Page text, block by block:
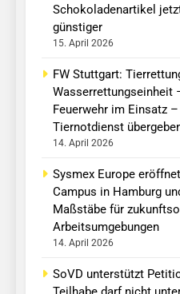
Schokoladenartikel
günstiger
15. April 2026
FW Stuttgart:
Wasserrettungseinheit
Feuerwehr im Einsatz
Tiernotdienst
14. April 2026
Sysmex Europe
Campus in Hamburg
Maßstäbe für
Arbeitsumgebungen
14. April 2026
SoVD unterstützt